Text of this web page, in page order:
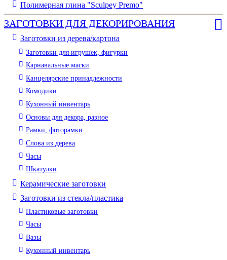
Полимерная глина "Sculpey Premo"
ЗАГОТОВКИ ДЛЯ ДЕКОРИРОВАНИЯ
Заготовки из дерева/картона
Заготовки для игрушек, фигурки
Карнавальные маски
Канцелярские принадлежности
Комодики
Кухонный инвентарь
Основы для декора, разное
Рамки, фоторамки
Слова из дерева
Часы
Шкатулки
Керамические заготовки
Заготовки из стекла/пластика
Пластиковые заготовки
Часы
Вазы
Кухонный инвентарь